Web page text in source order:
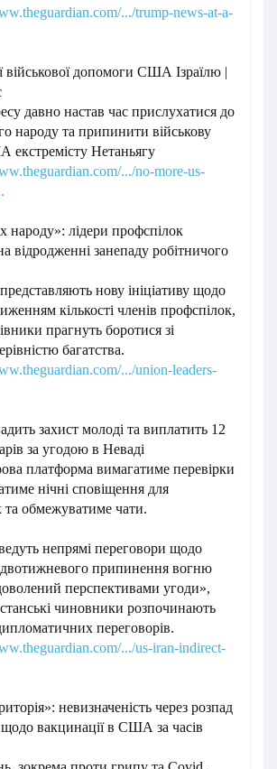
.../trump-news-at-a-
військової допомоги США Ізраїлю |
давно настав час прислухатися до
народу та припинити військову
Нетаньягу
.../no-more-us-
народу»: лідери профспілок
відродженні занепаду робітничого
нову ініціативу щодо
кількості членів профспілок,
прагнуть боротися зі
багатства.
.../union-leaders-
захист молоді та виплатить 12
за угодою в Неваді
платформа вимагатиме перевірки
нічні сповіщення для
та обмежуватиме чати.
непрямі переговори щодо
припинення вогню
перспективами угоди»,
чиновники розпочинають
переговорів.
.../us-iran-indirect-
невизначеність через розпад
вакцинації в США за часів